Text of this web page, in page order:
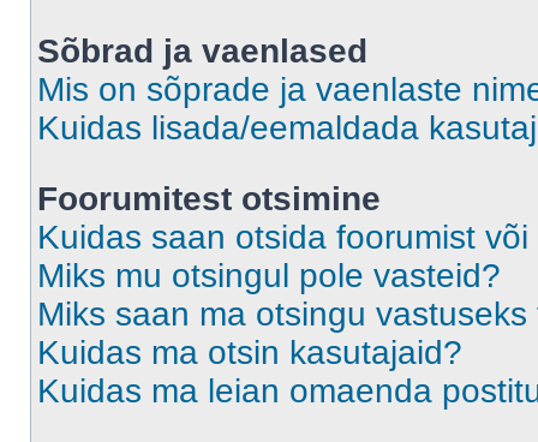
Sõbrad ja vaenlased
Mis on sõprade ja vaenlaste
Kuidas lisada/eemaldada
Foorumitest otsimine
Kuidas saan otsida foorumist
Miks mu otsingul pole vasteid?
Miks saan ma otsingu
Kuidas ma otsin kasutajaid?
Kuidas ma leian omaenda